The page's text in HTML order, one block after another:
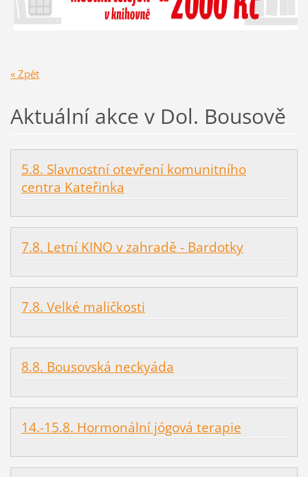
« Zpět
Aktuální akce v Dol. Bousově
5.8. Slavnostní otevření komunitního
centra Kateřinka
7.8. Letní KINO v zahradě - Bardotky
7.8. Velké maličkosti
8.8. Bousovská neckyáda
14.-15.8. Hormonální jógová terapie